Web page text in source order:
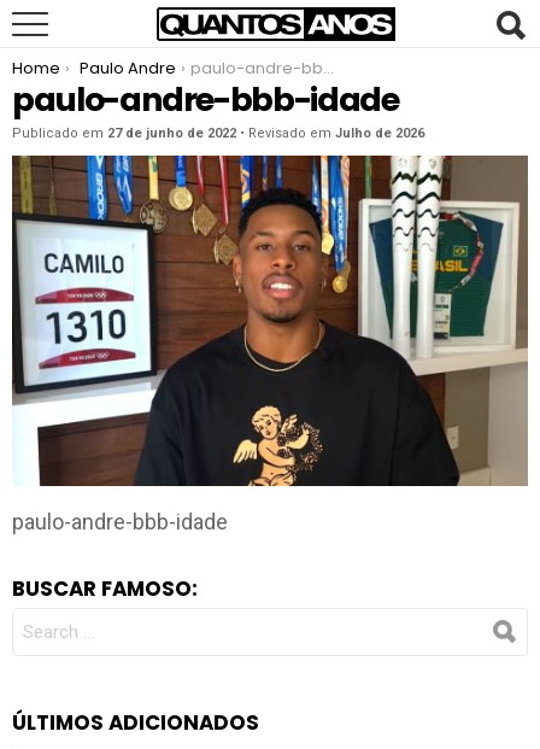
You are here:
Home Paulo Andre paulo-andre-bbb-idade
paulo-andre-bbb-idade
Publicado em 27 de junho de 2022 • Revisado em Julho de 2026
paulo-andre-bbb-idade
BUSCAR FAMOSO:
FOR:
ÚLTIMOS ADICIONADOS